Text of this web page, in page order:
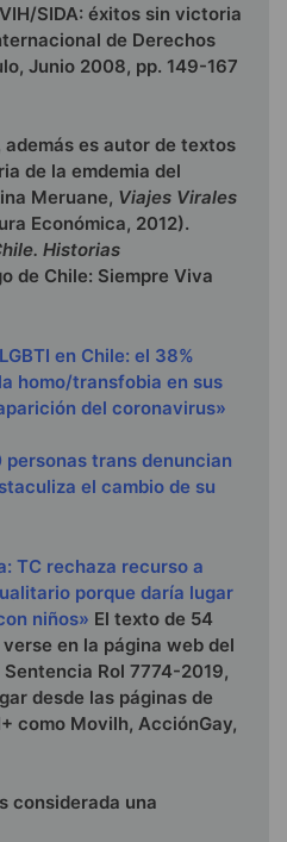
SIDA: éxitos sin victoria
de Derechos
Junio 2008, pp. 149-167
es autor de textos
de la emdemia del
Meruane, Viajes Virales
Económica, 2012).
Historias
de Chile: Siempre Viva
en Chile: el 38%
homo/transfobia en sus
del coronavirus»
trans denuncian
el cambio de su
TC rechaza recurso a
porque daría lugar
niños» El texto de 54
en la página web del
Rol 7774-2019,
desde las páginas de
como Movilh, AcciónGay,
considerada una